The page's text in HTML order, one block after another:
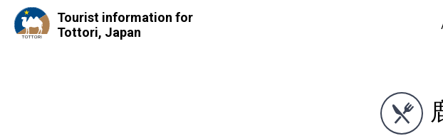
Tourist information for
Tottori, Japan